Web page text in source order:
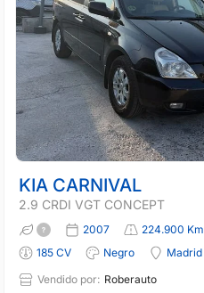
KIA CARNIVAL
2.9 CRDI VGT CONCEPT
2007 224.900 Km
185 CV
Negro
Madrid
Vendido por: Roberauto